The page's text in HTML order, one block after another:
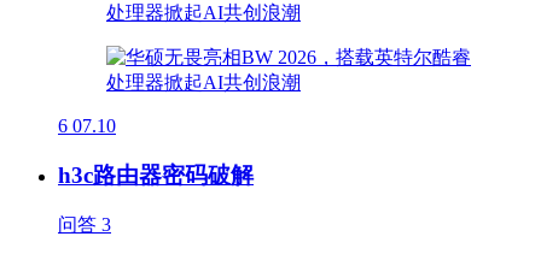
6 07.10
h3c路由器密码破解
问答 3